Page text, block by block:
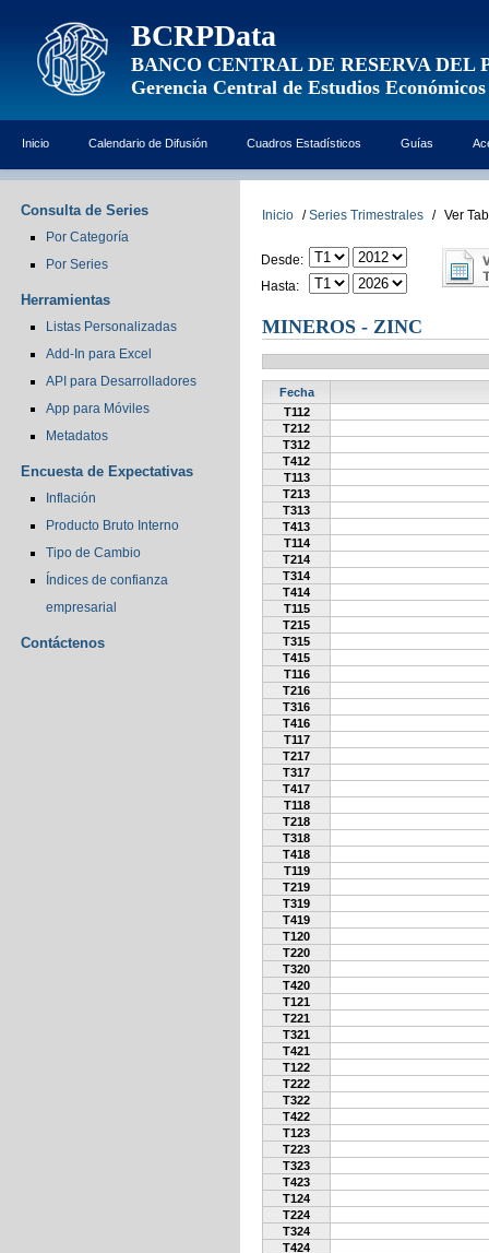
BCRPData
BANCO CENTRAL DE RESERVA DEL
Gerencia Central de Estudios Económicos
Inicio Calendario de Difusión Cuadros Estadísticos Guías
Consulta de Series
Por Categoría
Por Series
Herramientas
Listas Personalizadas
Add-In para Excel
API para Desarrolladores
App para Móviles
Metadatos
Encuesta de Expectativas
Inflación
Producto Bruto Interno
Tipo de Cambio
Índices de confianza
empresarial
Contáctenos
Inicio / Series Trimestrales / Ver
Desde:
Hasta:
MINEROS - ZINC
Fecha
T112
T212
T312
T412
T113
T213
T313
T413
T114
T214
T314
T414
T115
T215
T315
T415
T116
T216
T316
T416
T117
T217
T317
T417
T118
T218
T318
T418
T119
T219
T319
T419
T120
T220
T320
T420
T121
T221
T321
T421
T122
T222
T322
T422
T123
T223
T323
T423
T124
T224
T324
T424